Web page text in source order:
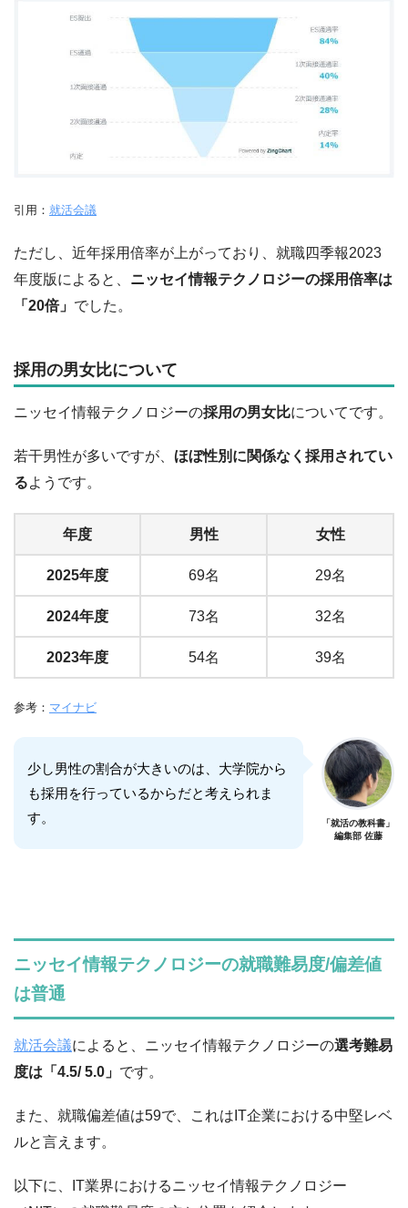
引用： 就活会議
ただし、近年採用倍率が上がっており、就職四季報2023
年度版によると、 ニッセイ情報テクノロジーの採用倍率は
「20倍」 でした。
採用の男女比について
ニッセイ情報テクノロジーの採用の男女比についてです。
若干男性が多いですが、 ほぼ性別に関係なく採用されてい
るようです。
年度 男性 女性
2025年度 69名 29名
2024年度 73名 32名
2023年度 54名 39名
参考： マイナビ
少し男性の割合が大きいのは、大学院から
も採用を行っているからだと考えられま
す。
「就活の教科書」
編集部 佐藤
ニッセイ情報テクノロジーの就職難易度/偏差値
は普通
就活会議によると、ニッセイ情報テクノロジーの選考難易
度は「4.5/ 5.0」 です。
また、就職偏差値は59で、これはIT企業における中堅レベ
ルと言えます。
以下に、IT業界におけるニッセイ情報テクノロジー